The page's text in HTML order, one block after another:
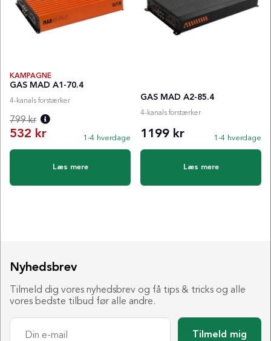
KAMPAGNE
GAS MAD A1-70.4
4-kanals forstærker
532 kr
Normalpris:
799 kr
1-4 hverdage
Læs mere
GAS MAD A2-85.4
4-kanals forstærker
1199 kr 1-4 hverdage
Læs mere
Nyhedsbrev
Tilmeld dig vores nyhedsbrev og få tips & tricks og alle
vores bedste tilbud før alle andre.
Tilmeld mig